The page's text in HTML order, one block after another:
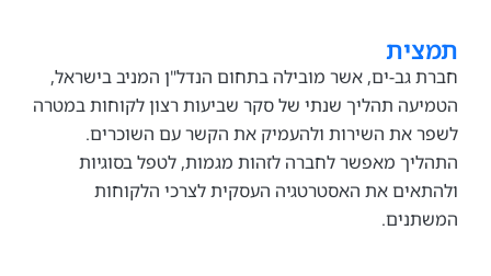
ים, אשר מובילה בתחום הנדל"ן המניב בישראל,
תהליך שנתי של סקר שביעות רצון לקוחות במטרה
את השירות ולהעמיק את הקשר עם השוכרים.
מאפשר לחברה לזהות מגמות, לטפל בסוגיות
את האסטרטגיה העסקית לצרכי הלקוחות